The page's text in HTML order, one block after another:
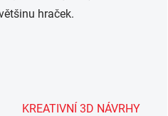
hraček.
KREATIVNÍ 3D NÁVRHY